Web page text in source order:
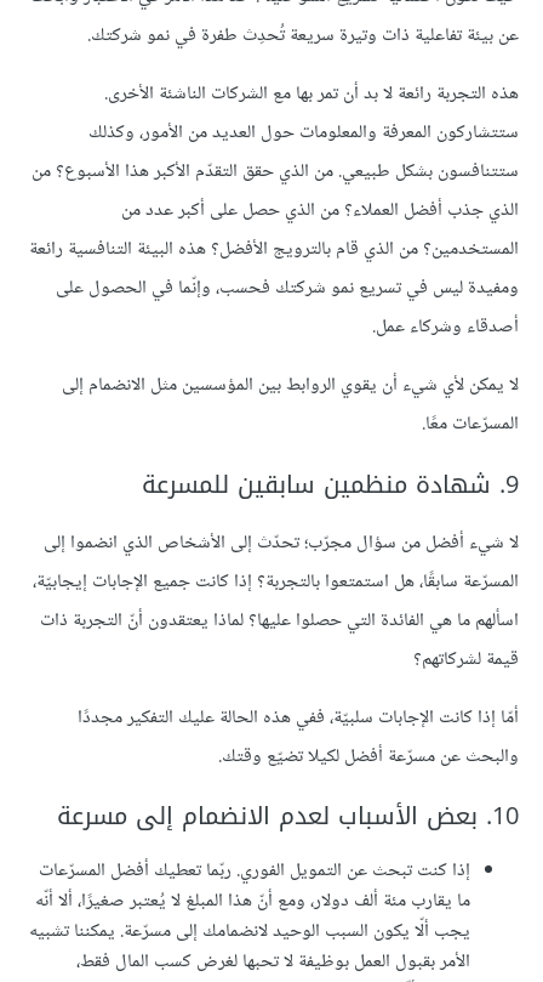
عن بيئة تفاعلية ذات وتيرة سريعة تُحدِث طفرة في نمو شركتك.
هذه التجربة رائعة لا بد أن تمر بها مع الشركات الناشئة الأخرى.
ستتشاركون المعرفة والمعلومات حول العديد من الأمور، وكذلك
ستتنافسون بشكل طبيعي. من الذي حقق التقدّم الأكبر هذا الأسبوع؟ من
الذي جذب أفضل العملاء؟ من الذي حصل على أكبر عدد من
المستخدمين؟ من الذي قام بالترويج الأفضل؟ هذه البيئة التنافسية رائعة
ومفيدة ليس في تسريع نمو شركتك فحسب، وإنّما في الحصول على
أصدقاء وشركاء عمل.
لا يمكن لأي شيء أن يقوي الروابط بين المؤسسين مثل الانضمام إلى
المسرّعات معًا.
9. شهادة منظمين سابقين للمسرعة
لا شيء أفضل من سؤال مجرّب؛ تحدّث إلى الأشخاص الذي انضموا إلى
المسرّعة سابقًا، هل استمتعوا بالتجربة؟ إذا كانت جميع الإجابات إيجابيّة،
اسألهم ما هي الفائدة التي حصلوا عليها؟ لماذا يعتقدون أنّ التجربة ذات
قيمة لشركاتهم؟
أمّا إذا كانت الإجابات سلبيّة، ففي هذه الحالة عليك التفكير مجددًا
والبحث عن مسرّعة أفضل لكيلا تضيّع وقتك.
10. بعض الأسباب لعدم الانضمام إلى مسرعة
إذا كنت تبحث عن التمويل الفوري. ربّما تعطيك أفضل المسرّعات
ما يقارب مئة ألف دولار، ومع أنّ هذا المبلغ لا يُعتبر صغيرًا، ألا أنّه
يجب ألّا يكون السبب الوحيد لانضمامك إلى مسرّعة. يمكننا تشبيه
الأمر بقبول العمل بوظيفة لا تحبها لغرض كسب المال فقط،